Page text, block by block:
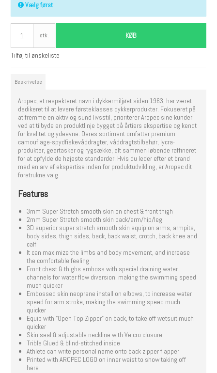
Vælg først
stk. KØB
Tilføj til ønskeliste
Beskrivelse
Aropec, et respekteret navn i dykkermiljøet siden 1963, har været
dedikeret til at levere førsteklasses dykkerprodukter. Fokuseret på
at fremme en aktiv og sund livsstil, prioriterer Aropec sine kunder
ved at tilbyde en produktlinje bygget på årtiers ekspertise og kendt
for kvalitet og ydeevne. Deres sortiment omfatter premium
camouflage-spydfiskevåddragter, våddragtstilbehør, lycra-
produkter, geartasker og rygsække, alt sammen løbende raffineret
for at opfylde de højeste standarder. Hvis du leder efter et brand
med en arv af ekspertise inden for produktudvikling, er Aropec dit
foretrukne valg.
Features
3mm Super Stretch smooth skin on chest & front thigh
2mm Super Stretch smooth skin back/arm/hip/leg
3D superior super stretch smooth skin equip on arms, armpits,
body sides, thigh sides, back, back waist, crotch, back knee and
calf
It can maximize the limbs and body movement, and increase
the comfortable feeling
Front chest & thighs emboss with special draining water
channels for water flow diversion, making the swimming speed
much quicker
Embossed skin neoprene install on elbows, to increase water
speed for arm stroke, making the swimming speed much
quicker
Equip with “Open Top Zipper” on back, to take off wetsuit much
quicker
Skin seal & adjustable neckline with Velcro closure
Trible Glued & blind-stitched inside
Athlete can write personal name onto back zipper flapper
Printed with AROPEC LOGO on inner waist to show taking off
here